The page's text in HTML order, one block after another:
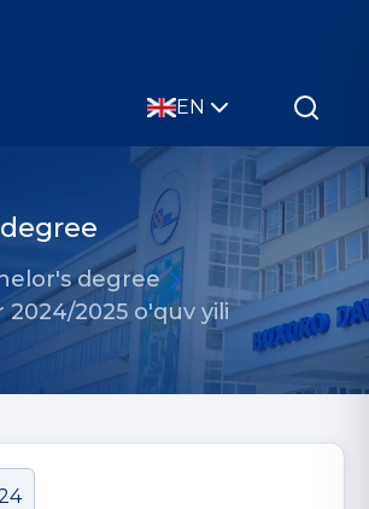
EN
degree
2024/2025 o'quv yili